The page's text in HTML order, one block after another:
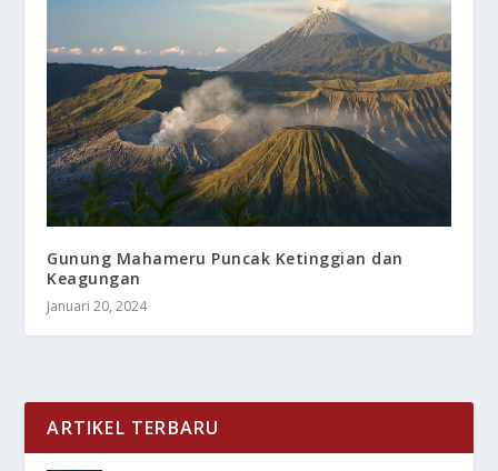
Gunung Mahameru Puncak Ketinggian dan
Keagungan
Januari 20, 2024
ARTIKEL TERBARU